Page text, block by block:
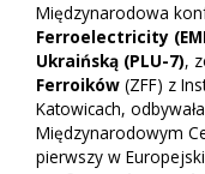
Międzynarodowa
Ferroelectricity
Ukraińską (PLU-7),
Ferroików (ZFF) z
Katowicach,
Międzynarodowym
pierwszy w